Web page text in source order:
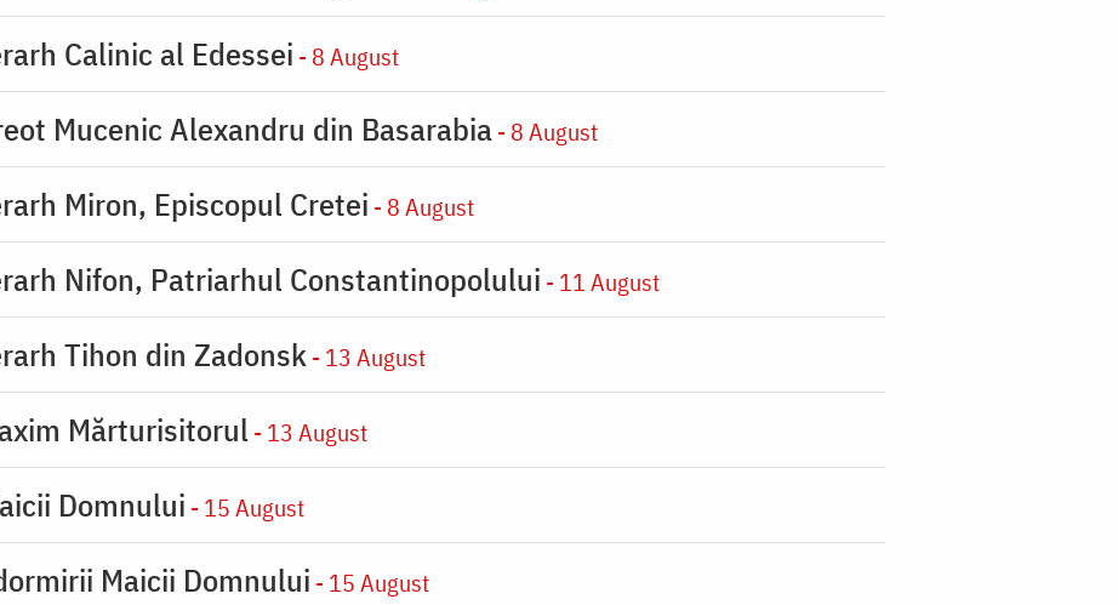
Calinic al Edessei - 8 August
Mucenic Alexandru din Basarabia- 8 August
Miron, Episcopul Cretei - 8 August
Nifon, Patriarhul Constantinopolului - 11 August
Tihon din Zadonsk - 13 August
Mărturisitorul - 13 August
Domnului - 15 August
Maicii Domnului - 15 August